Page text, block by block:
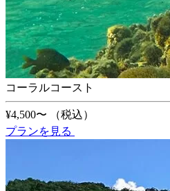
コーラルコースト
¥4,500〜
（税込）
プランを見る